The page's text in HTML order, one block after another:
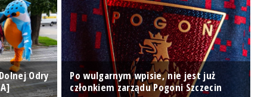
Odry
Po wulgarnym wpisie, nie jest już
członkiem zarządu Pogoni Szczecin